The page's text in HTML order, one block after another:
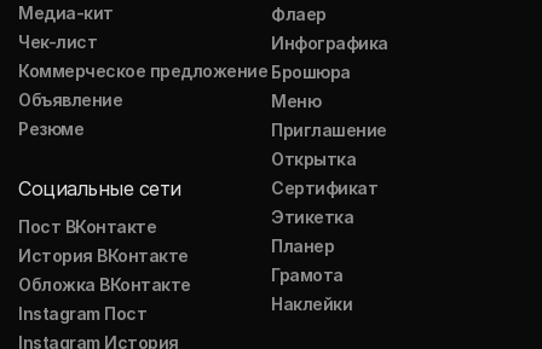
Медиа-кит
Чек-лист
Коммерческое предложение
Объявление
Резюме
Социальные сети
Пост ВКонтакте
История ВКонтакте
Обложка ВКонтакте
Instagram Пост
Instagram История
Флаер
Инфографика
Брошюра
Меню
Приглашение
Открытка
Сертификат
Этикетка
Планер
Грамота
Наклейки